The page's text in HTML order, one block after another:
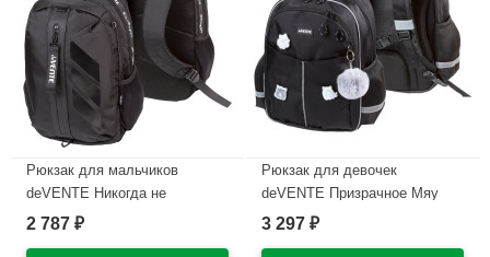
Рюкзак для мальчиков
deVENTE Никогда не
сдавайся (Never Give Up)
2 787 ₽
Рюкзак для девочек
deVENTE Призрачное Мяу
(Ghost Meow) сиреневый
3 297 ₽